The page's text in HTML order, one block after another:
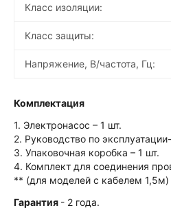
Класс изоляции:
Класс защиты:
Напряжение, В/частота, Гц:
Комплектация
1. Электронасос – 1 шт.
2. Руководство по
3. Упаковочная коробка – 1 шт.
4. Комплект для соединения
** (для моделей с кабелем 1,5м)
Гарантия - 2 года.